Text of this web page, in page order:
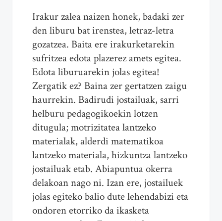
Irakur zalea naizen honek, badaki zer
den liburu bat irenstea, letraz-letra
gozatzea. Baita ere irakurketarekin
sufritzea edota plazerez amets egitea.
Edota liburuarekin jolas egitea!
Zergatik ez? Baina zer gertatzen zaigu
haurrekin. Badirudi jostailuak, sarri
helburu pedagogikoekin lotzen
ditugula; motrizitatea lantzeko
materialak, alderdi matematikoa
lantzeko materiala, hizkuntza lantzeko
jostailuak etab. Abiapuntua okerra
delakoan nago ni. Izan ere, jostailuek
jolas egiteko balio dute lehendabizi eta
ondoren etorriko da ikasketa